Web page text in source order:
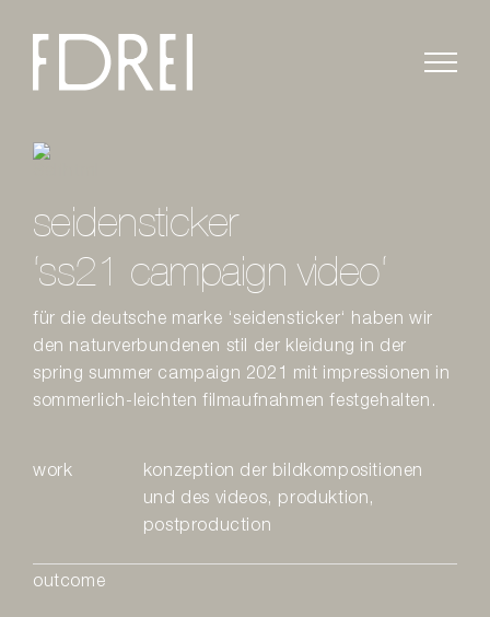
Inhalt
springen
seidensticker
‘ss21 campaign video‘
für die deutsche marke ‘seidensticker‘ haben wir
den naturverbundenen stil der kleidung in der
spring summer campaign 2021 mit impressionen in
sommerlich-leichten filmaufnahmen festgehalten.
work
konzeption der bildkompositionen
und des videos, produktion,
postproduction
outcome